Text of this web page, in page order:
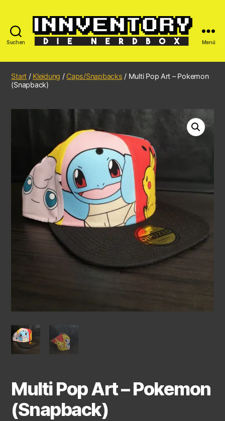
Suchen Menü
Start / Kleidung / Caps/Snapbacks / Multi Pop Art – Pokemon
(Snapback)
Multi Pop Art – Pokemon
(Snapback)